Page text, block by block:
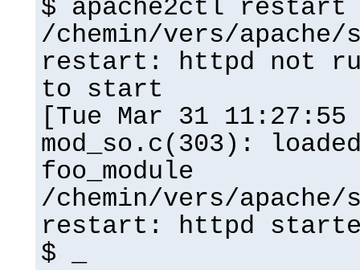
$ apache2ctl restart
/chemin/vers/
restart: httpd not
to start
[Tue Mar 31
mod_so.c(303):
foo_module
/chemin/vers/
restart: httpd
$ _